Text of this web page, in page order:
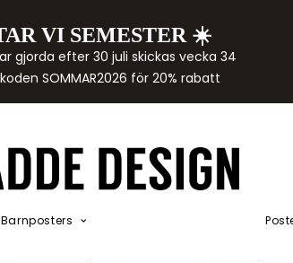
VI SEMESTER ☀️
gjorda efter 30 juli skickas vecka 34
SOMMAR2026 för 20% rabatt
Barnposters
Akvarellposters